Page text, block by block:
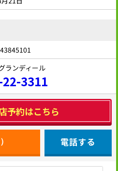
ランディール
3311
予約はこちら
電話する